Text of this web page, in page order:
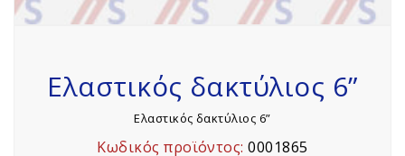
Ελαστικός δακτύλιος 6”
Ελαστικός δακτύλιος 6”
Κωδικός προϊόντος:0001865